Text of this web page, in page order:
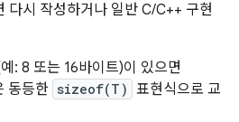
다시 작성하거나 일반 C/C++ 구현
: 8 또는 16바이트)이 있으면
동등한 sizeof(T) 표현식으로 교